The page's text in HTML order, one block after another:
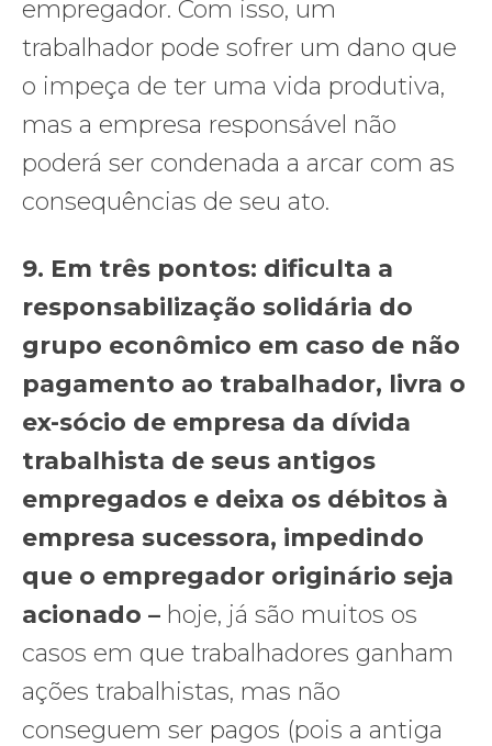
empregador. Com isso, um
trabalhador pode sofrer um dano que
o impeça de ter uma vida produtiva,
mas a empresa responsável não
poderá ser condenada a arcar com as
consequências de seu ato.
9. Em três pontos: dificulta a
responsabilização solidária do
grupo econômico em caso de não
pagamento ao trabalhador, livra o
ex-sócio de empresa da dívida
trabalhista de seus antigos
empregados e deixa os débitos à
empresa sucessora, impedindo
que o empregador originário seja
acionado – hoje, já são muitos os
casos em que trabalhadores ganham
ações trabalhistas, mas não
conseguem ser pagos (pois a antiga